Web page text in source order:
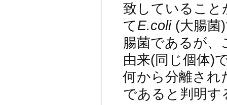
致していること
てE.coli(大腸菌)
腸菌であるが、
由来(同じ個体)
何から分離され
であると判明す